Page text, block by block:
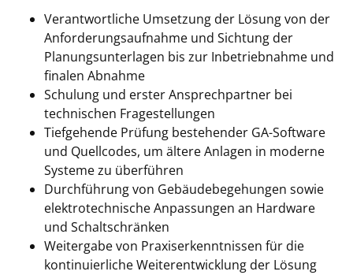
Verantwortliche Umsetzung der Lösung von der
Anforderungsaufnahme und Sichtung der
Planungsunterlagen bis zur Inbetriebnahme und
finalen Abnahme
Schulung und erster Ansprechpartner bei
technischen Fragestellungen
Tiefgehende Prüfung bestehender GA-Software
und Quellcodes, um ältere Anlagen in moderne
Systeme zu überführen
Durchführung von Gebäudebegehungen sowie
elektrotechnische Anpassungen an Hardware
und Schaltschränken
Weitergabe von Praxiserkenntnissen für die
kontinuierliche Weiterentwicklung der Lösung